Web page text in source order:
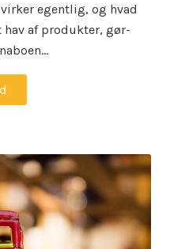
egentlig, og hvad
af produkter, gør-